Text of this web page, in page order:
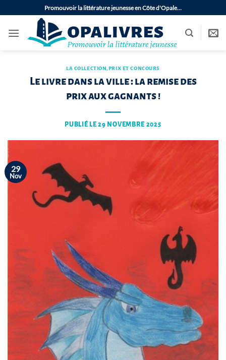
au
contenu
Promouvoir la littérature jeunesse en Côte d'Opale…
LA COLLECTION,PRIX ET CONCOURS
Le livre dans la ville : la remise des
prix aux gagnants !
PUBLIÉ LE29 NOVEMBRE 2025
29
Nov